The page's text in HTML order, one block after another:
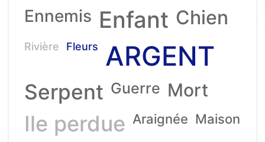
Ennemis Enfant Chien
Rivière Fleurs ARGENT
Serpent Guerre Mort
Ile perdue Araignée Maison